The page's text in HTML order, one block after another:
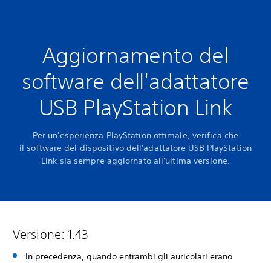
Aggiornamento del
software dell'adattatore
USB PlayStation Link
Per un'esperienza PlayStation ottimale, verifica che
il software del dispositivo dell'adattatore USB PlayStation
Link sia sempre aggiornato all'ultima versione.
Versione: 1.43
In precedenza, quando entrambi gli auricolari erano